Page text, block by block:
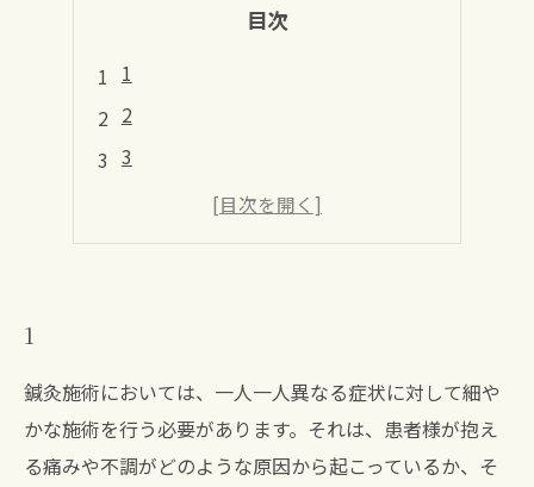
目次
1
2
3
5
1
鍼灸施術においては、一人一人異なる症状に対して細や
かな施術を行う必要があります。それは、患者様が抱え
る痛みや不調がどのような原因から起こっているか、そ